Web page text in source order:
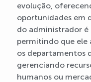
evolução,
oportunidades em
do administrador é
permitindo que
os departamentos
gerenciando
humanos ou